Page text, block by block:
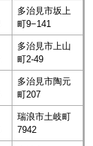
多治見市坂上
町9−141
多治見市上山
町2-49
多治見市陶元
町207
瑞浪市土岐町
7942